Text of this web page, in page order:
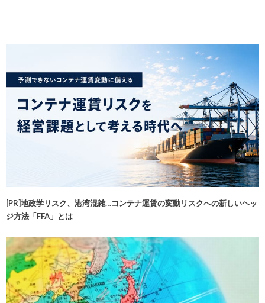
[PR]地政学リスク、港湾混雑…コンテナ運賃の変動リスクへの新しいヘッ
ジ方法「FFA」とは